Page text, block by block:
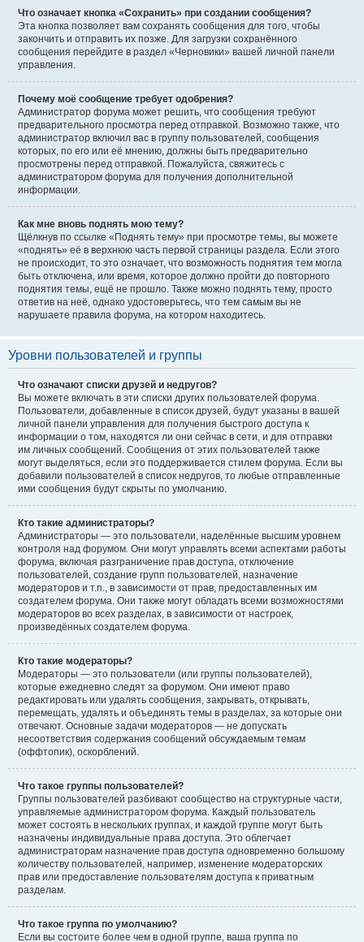
Что означает кнопка «Сохранить» при создании сообщения?
Эта кнопка позволяет вам сохранять сообщения для того, чтобы
закончить и отправить их позже. Для загрузки сохранённого
сообщения перейдите в раздел «Черновики» вашей личной панели
управления.
Почему моё сообщение требует одобрения?
Администратор форума может решить, что сообщения требуют
предварительного просмотра перед отправкой. Возможно также, что
администратор включил вас в группу пользователей, сообщения
которых, по его или её мнению, должны быть предварительно
просмотрены перед отправкой. Пожалуйста, свяжитесь с
администратором форума для получения дополнительной
информации.
Как мне вновь поднять мою тему?
Щёлкнув по ссылке «Поднять тему» при просмотре темы, вы можете
«поднять» её в верхнюю часть первой страницы раздела. Если этого
не происходит, то это означает, что возможность поднятия тем могла
быть отключена, или время, которое должно пройти до повторного
поднятия темы, ещё не прошло. Также можно поднять тему, просто
ответив на неё, однако удостоверьтесь, что тем самым вы не
нарушаете правила форума, на котором находитесь.
Уровни пользователей и группы
Что означают списки друзей и недругов?
Вы можете включать в эти списки других пользователей форума.
Пользователи, добавленные в список друзей, будут указаны в вашей
личной панели управления для получения быстрого доступа к
информации о том, находятся ли они сейчас в сети, и для отправки
им личных сообщений. Сообщения от этих пользователей также
могут выделяться, если это поддерживается стилем форума. Если вы
добавили пользователей в список недругов, то любые отправленные
ими сообщения будут скрыты по умолчанию.
Кто такие администраторы?
Администраторы — это пользователи, наделённые высшим уровнем
контроля над форумом. Они могут управлять всеми аспектами работы
форума, включая разграничение прав доступа, отключение
пользователей, создание групп пользователей, назначение
модераторов и т.п., в зависимости от прав, предоставленных им
создателем форума. Они также могут обладать всеми возможностями
модераторов во всех разделах, в зависимости от настроек,
произведённых создателем форума.
Кто такие модераторы?
Модераторы — это пользователи (или группы пользователей),
которые ежедневно следят за форумом. Они имеют право
редактировать или удалять сообщения, закрывать, открывать,
перемещать, удалять и объединять темы в разделах, за которые они
отвечают. Основные задачи модераторов — не допускать
несоответствия содержания сообщений обсуждаемым темам
(оффтопик), оскорблений.
Что такое группы пользователей?
Группы пользователей разбивают сообщество на структурные части,
управляемые администратором форума. Каждый пользователь
может состоять в нескольких группах, и каждой группе могут быть
назначены индивидуальные права доступа. Это облегчает
администраторам назначение прав доступа одновременно большому
количеству пользователей, например, изменение модераторских
прав или предоставление пользователям доступа к приватным
разделам.
Что такое группа по умолчанию?
Если вы состоите более чем в одной группе, ваша группа по